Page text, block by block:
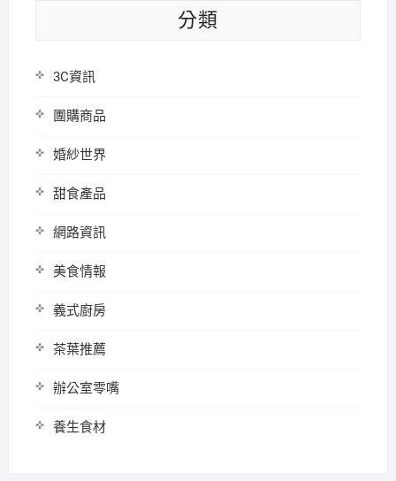
分類
3C資訊
團購商品
婚紗世界
甜食產品
網路資訊
美食情報
義式廚房
茶葉推薦
辦公室零嘴
養生食材